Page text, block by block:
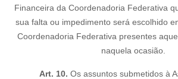
Financeira da Coordenadoria Federativa
sua falta ou impedimento será escolhido
Coordenadoria Federativa presentes
naquela ocasião.
Art. 10. Os assuntos submetidos à